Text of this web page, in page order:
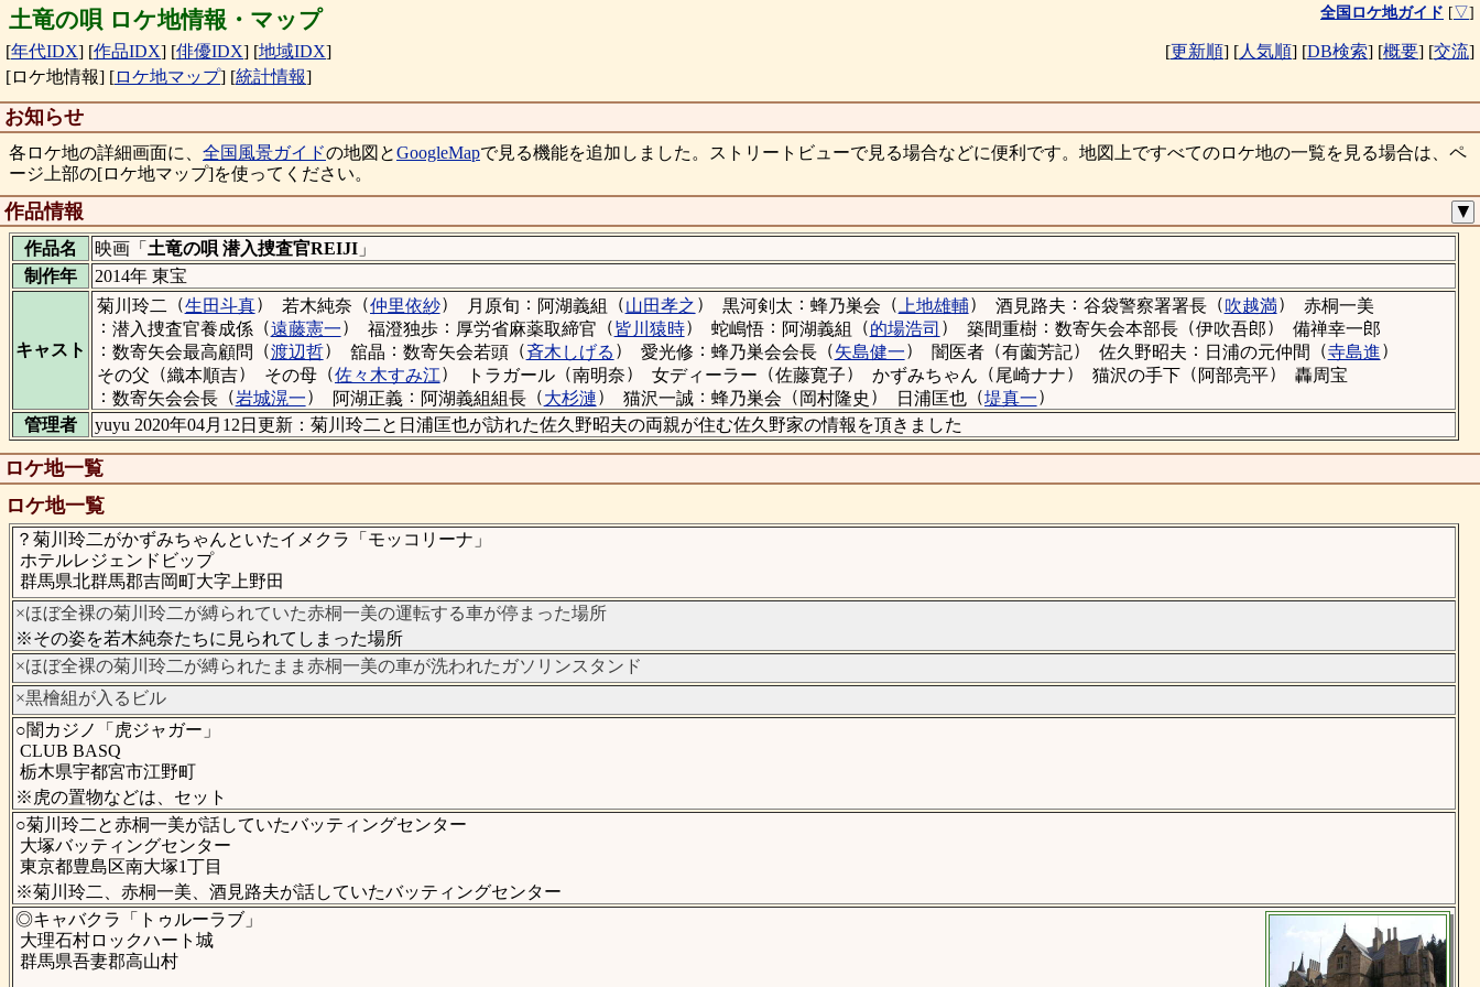
土竜の唄 ロケ地情報・マップ 全国ロケ地ガイド [▽]
[年代IDX] [作品IDX] [俳優IDX] [地域IDX] [更新順] [人気順] [DB検索] [概要] [交流]
[ロケ地情報] [ロケ地マップ] [統計情報]
お知らせ
各ロケ地の詳細画面に、 全国風景ガイドの地図とGoogleMapで見る機能を追加しました。ストリートビューで見る場合などに便利です。地図上ですべてのロケ地の一覧を見る場合は、ペ
ージ上部の[ロケ地マップ]を使ってください。
作品情報 ▼
作品名 映画「 土竜の唄 潜入捜査官REIJI」
制作年
2014年 東宝
キャスト
菊川玲二 （生田斗真） 若木純奈 （仲里依紗） 月原旬 ： 阿湖義組 （山田孝之 ） 黒河剣太 ： 蜂乃巣会 （ 上地雄輔） 酒見路夫 ： 谷袋警察署署長（吹越満）
赤桐一美
： 潜入捜査官養成係（遠藤憲一） 福澄独歩： 厚労省麻薬取締官 （皆川猿時） 蛇嶋悟： 阿湖義組 （的場浩司 ） 築間重樹： 数寄矢会本部長（伊吹吾郎）
備禅幸一郎
： 数寄矢会最高顧問 （渡辺哲） 舘晶 ： 数寄矢会若頭（斉木しげる ） 愛光修 ： 蜂乃巣会会長（矢島健一） 闇医者（有薗芳記） 佐久野昭夫 ： 日浦の元仲間 （寺島進）
その父 （織本順吉） その母（佐々木すみ江） トラガール（南明奈） 女ディーラー （佐藤寛子） かずみちゃん （ 尾崎ナナ） 猫沢の手下（ 阿部亮平）
轟周宝
： 数寄矢会会長（岩城滉一） 阿湖正義： 阿湖義組組長（大杉漣） 猫沢一誠 ： 蜂乃巣会 （ 岡村隆史 ） 日浦匡也 （堤真一）
管理者
yuyu 2020年04月12日更新：菊川玲二と日浦匡也が訪れた佐久野昭夫の両親が住む佐久野家の情報を頂きました
ロケ地一覧
ロケ地一覧
？菊川玲二がかずみちゃんといたイメクラ「モッコリーナ」
ホテルレジェンドビップ
群馬県北群馬郡吉岡町大字上野田
×ほぼ全裸の菊川玲二が縛られていた赤桐一美の運転する車が停まった場所
※その姿を若木純奈たちに見られてしまった場所
×ほぼ全裸の菊川玲二が縛られたまま赤桐一美の車が洗われたガソリンスタンド
×黒檜組が入るビル
○闇カジノ「虎ジャガー」
CLUB BASQ
栃木県宇都宮市江野町
※虎の置物などは、セット
○菊川玲二と赤桐一美が話していたバッティングセンター
大塚バッティングセンター
東京都豊島区南大塚1丁目
※菊川玲二、赤桐一美、酒見路夫が話していたバッティングセンター
◎キャバクラ「トゥルーラブ」
大理石村ロックハート城
群馬県吾妻郡高山村